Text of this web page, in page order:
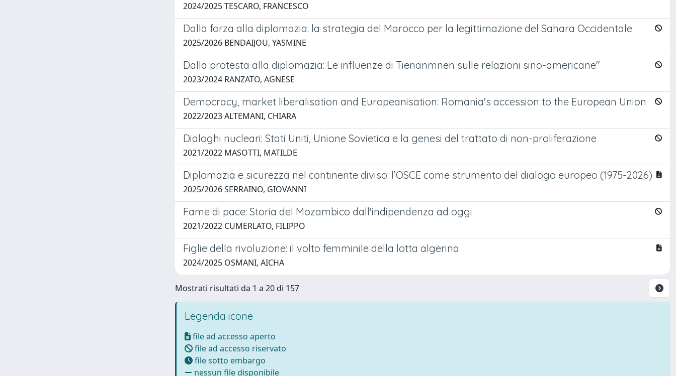
2024/2025 TESCARO, FRANCESCO
Dalla forza alla diplomazia: la strategia del Marocco per la legittimazione del Sahara Occidentale
2025/2026 BENDAIJOU, YASMINE
Dalla protesta alla diplomazia: Le influenze di Tienanmnen sulle relazioni sino-americane"
2023/2024 RANZATO, AGNESE
Democracy, market liberalisation and Europeanisation: Romania's accession to the European Union
2022/2023 ALTEMANI, CHIARA
Dialoghi nucleari: Stati Uniti, Unione Sovietica e la genesi del trattato di non-proliferazione
2021/2022 MASOTTI, MATILDE
Diplomazia e sicurezza nel continente diviso: l’OSCE come strumento del dialogo europeo (1975-2026)
2025/2026 SERRAINO, GIOVANNI
Fame di pace: Storia del Mozambico dall'indipendenza ad oggi
2021/2022 CUMERLATO, FILIPPO
Figlie della rivoluzione: il volto femminile della lotta algerina
2024/2025 OSMANI, AICHA
Mostrati risultati da 1 a 20 di 157
Legenda icone
file ad accesso aperto
file ad accesso riservato
file sotto embargo
nessun file disponibile